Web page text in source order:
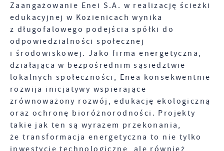
Zaangażowanie Enei S.A. w realizację ścieżki
edukacyjnej w Kozienicach wynika
z długofalowego podejścia spółki do
odpowiedzialności społecznej
i środowiskowej. Jako firma energetyczna,
działająca w bezpośrednim sąsiedztwie
lokalnych społeczności, Enea konsekwentnie
rozwija inicjatywy wspierające
zrównoważony rozwój, edukację ekologiczną
oraz ochronę bioróżnorodności. Projekty
takie jak ten są wyrazem przekonania,
że transformacja energetyczna to nie tylko
inwestycje technologiczne, ale również